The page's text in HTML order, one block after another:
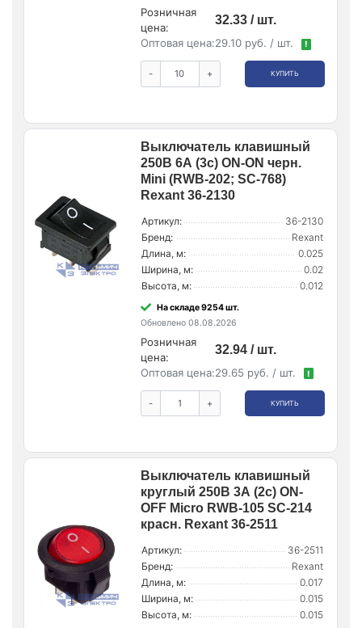
Розничная
цена:
32.33 / шт.
Оптовая цена:29.10 руб. / шт. !
- + КУПИТЬ
Выключатель клавишный
250В 6А (3с) ON-ON черн.
Mini (RWB-202; SC-768)
Rexant 36-2130
Артикул:
36-2130
Бренд:
Rexant
Длина, м:
0.025
Ширина, м:
0.02
Высота, м:
0.012
На складе 9254 шт.
Обновлено 08.08.2026
Розничная
цена:
32.94 / шт.
Оптовая цена:29.65 руб. / шт. !
- + КУПИТЬ
Выключатель клавишный
круглый 250В 3А (2с) ON-
OFF Micro RWB-105 SC-214
красн. Rexant 36-2511
Артикул:
36-2511
Бренд:
Rexant
Длина, м:
0.017
Ширина, м:
0.015
Высота, м:
0.015